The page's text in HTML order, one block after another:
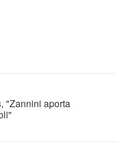
"Zannini aporta